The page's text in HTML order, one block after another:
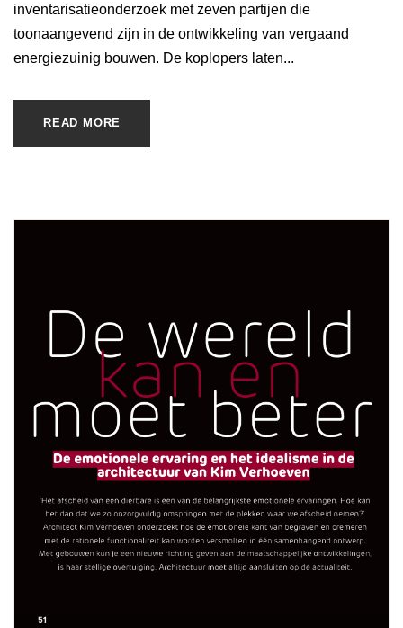
inventarisatieonderzoek met zeven partijen die
toonaangevend zijn in de ontwikkeling van vergaand
energiezuinig bouwen. De koplopers laten...
READ MORE